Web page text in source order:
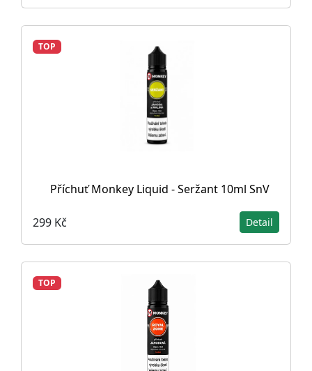
TOP
Příchuť Monkey Liquid - Seržant 10ml SnV
299 Kč Detail
TOP